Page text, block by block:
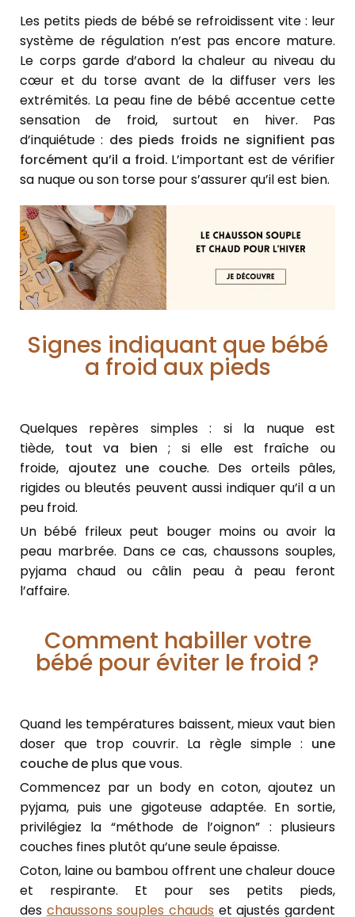
Les petits pieds de bébé se refroidissent vite : leur
système de régulation n’est pas encore mature.
Le corps garde d’abord la chaleur au niveau du
cœur et du torse avant de la diffuser vers les
extrémités. La peau fine de bébé accentue cette
sensation de froid, surtout en hiver. Pas
d’inquiétude : des pieds froids ne signifient pas
forcément qu’il a froid. L’important est de vérifier
sa nuque ou son torse pour s’assurer qu’il est bien.
Signes indiquant que bébé
a froid aux pieds
Quelques repères simples : si la nuque est
tiède, tout va bien ; si elle est fraîche ou
froide, ajoutez une couche. Des orteils pâles,
rigides ou bleutés peuvent aussi indiquer qu’il a un
peu froid.
Un bébé frileux peut bouger moins ou avoir la
peau marbrée. Dans ce cas, chaussons souples,
pyjama chaud ou câlin peau à peau feront
l’affaire.
Comment habiller votre
bébé pour éviter le froid ?
Quand les températures baissent, mieux vaut bien
doser que trop couvrir. La règle simple : une
couche de plus que vous.
Commencez par un body en coton, ajoutez un
pyjama, puis une gigoteuse adaptée. En sortie,
privilégiez la “méthode de l’oignon” : plusieurs
couches fines plutôt qu’une seule épaisse.
Coton, laine ou bambou offrent une chaleur douce
et respirante. Et pour ses petits pieds,
des chaussons souples chauds et ajustés gardent